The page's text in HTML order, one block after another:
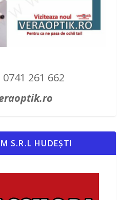
261 662
S.R.L HUDEȘTI